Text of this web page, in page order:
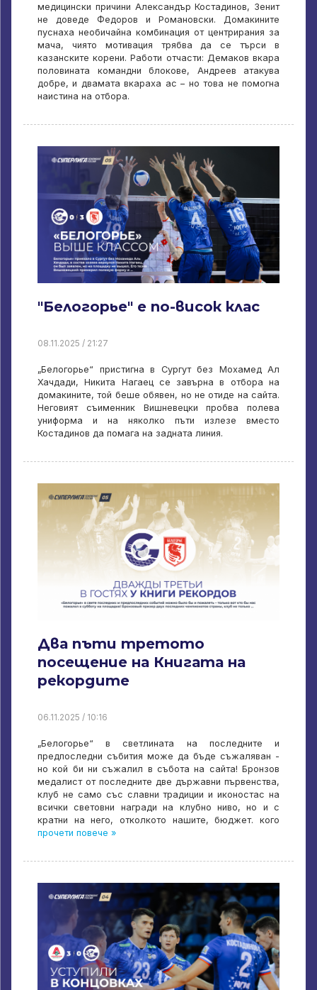
медицински причини Александър Костадинов, Зенит
не доведе Федоров и Романовски. Домакините
пуснаха необичайна комбинация от центрирания за
мача, чиято мотивация трябва да се търси в
казанските корени. Работи отчасти: Демаков вкара
половината командни блокове, Андреев атакува
добре, и двамата вкараха ас – но това не помогна
наистина на отбора.
"Белогорье" е по-висок клас
08.11.2025 / 21:27
„Белогорье“ пристигна в Сургут без Мохамед Ал
Хачдади, Никита Нагаец се завърна в отбора на
домакините, той беше обявен, но не отиде на сайта.
Неговият съименник Вишневецки пробва полева
униформа и на няколко пъти излезе вместо
Костадинов да помага на задната линия.
Два пъти третото
посещение на Книгата на
рекордите
06.11.2025 / 10:16
„Белогорье“ в светлината на последните и
предпоследни събития може да бъде съжаляван -
но кой би ни съжалил в събота на сайта! Бронзов
медалист от последните две държавни първенства,
клуб не само със славни традиции и иконостас на
всички световни награди на клубно ниво, но и с
кратни на него, отколкото нашите, бюджет. кого
прочети повече »